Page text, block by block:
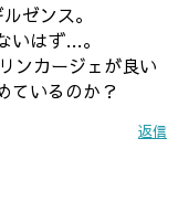
ゼンス。
いはず…。
ンカージェが良い
ているのか？
返信